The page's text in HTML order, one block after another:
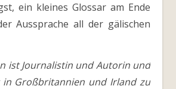
ein kleines Glossar am Ende
Aussprache all der gälischen
ist Journalistin und Autorin und
in Großbritannien und Irland zu